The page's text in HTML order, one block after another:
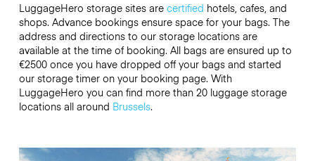
LuggageHero storage sites are certified hotels, cafes, and
shops. Advance bookings ensure space for your bags. The
address and directions to our storage locations are
available at the time of booking. All bags are ensured up to
€2500once you have dropped off your bags and started
our storage timer on your booking page. With
LuggageHero you can find more than 20 luggage storage
locations all around Brussels.